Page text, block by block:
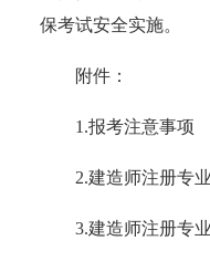
保考试安全实施。
附件：
1.报考注意事项
2.建造师注册专
3.建造师注册专